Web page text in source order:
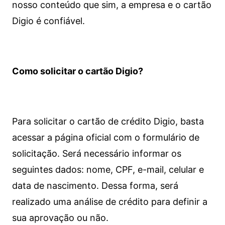
nosso conteúdo que sim, a empresa e o cartão
Digio é confiável.
Como solicitar o cartão Digio?
Para solicitar o cartão de crédito Digio, basta
acessar a página oficial com o formulário de
solicitação. Será necessário informar os
seguintes dados: nome, CPF, e-mail, celular e
data de nascimento. Dessa forma, será
realizado uma análise de crédito para definir a
sua aprovação ou não.